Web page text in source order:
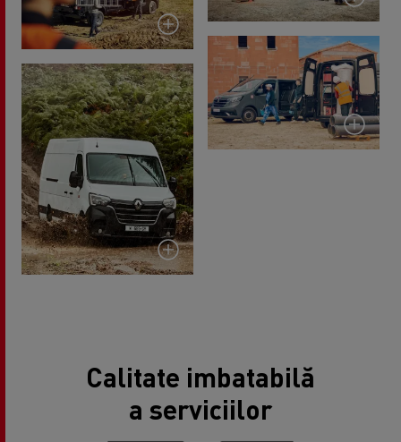
Calitate imbatabilă
a serviciilor